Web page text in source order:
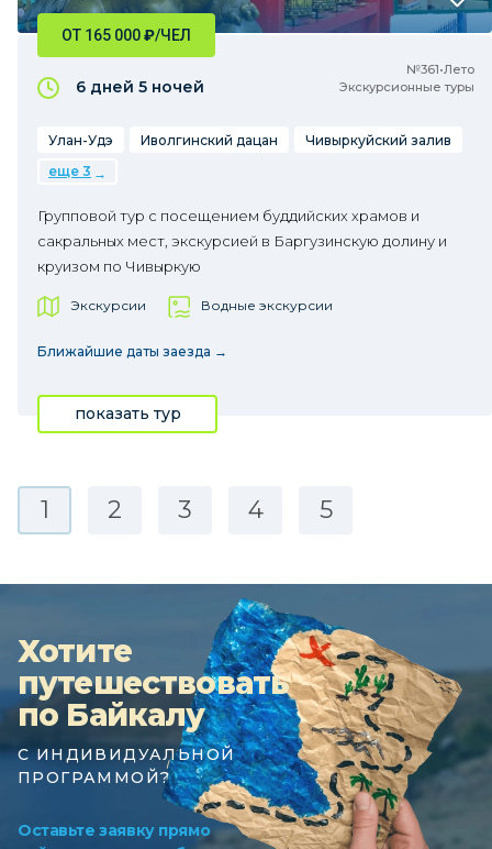
№361•Лето
Экскурсионные туры
ОТ 165 000₽/ЧЕЛ
6 дней 5 ночей
Улан-Удэ Иволгинский дацан
Чивыркуйский залив
еще 3
Групповой тур с посещением буддийских храмов и
сакральных мест, экскурсией в Баргузинскую долину и
круизом по Чивыркую
Экскурсии Водные экскурсии
Ближайшие даты заезда →
показать тур
1 2 3 4 5
Хотите
путешествовать
по Байкалу
С ИНДИВИДУАЛЬНОЙ
ПРОГРАММОЙ?
Оставьте заявку прямо